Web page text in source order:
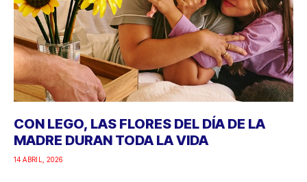
CON LEGO, LAS FLORES DEL DÍA DE LA
MADRE DURAN TODA LA VIDA
14 ABRIL, 2026